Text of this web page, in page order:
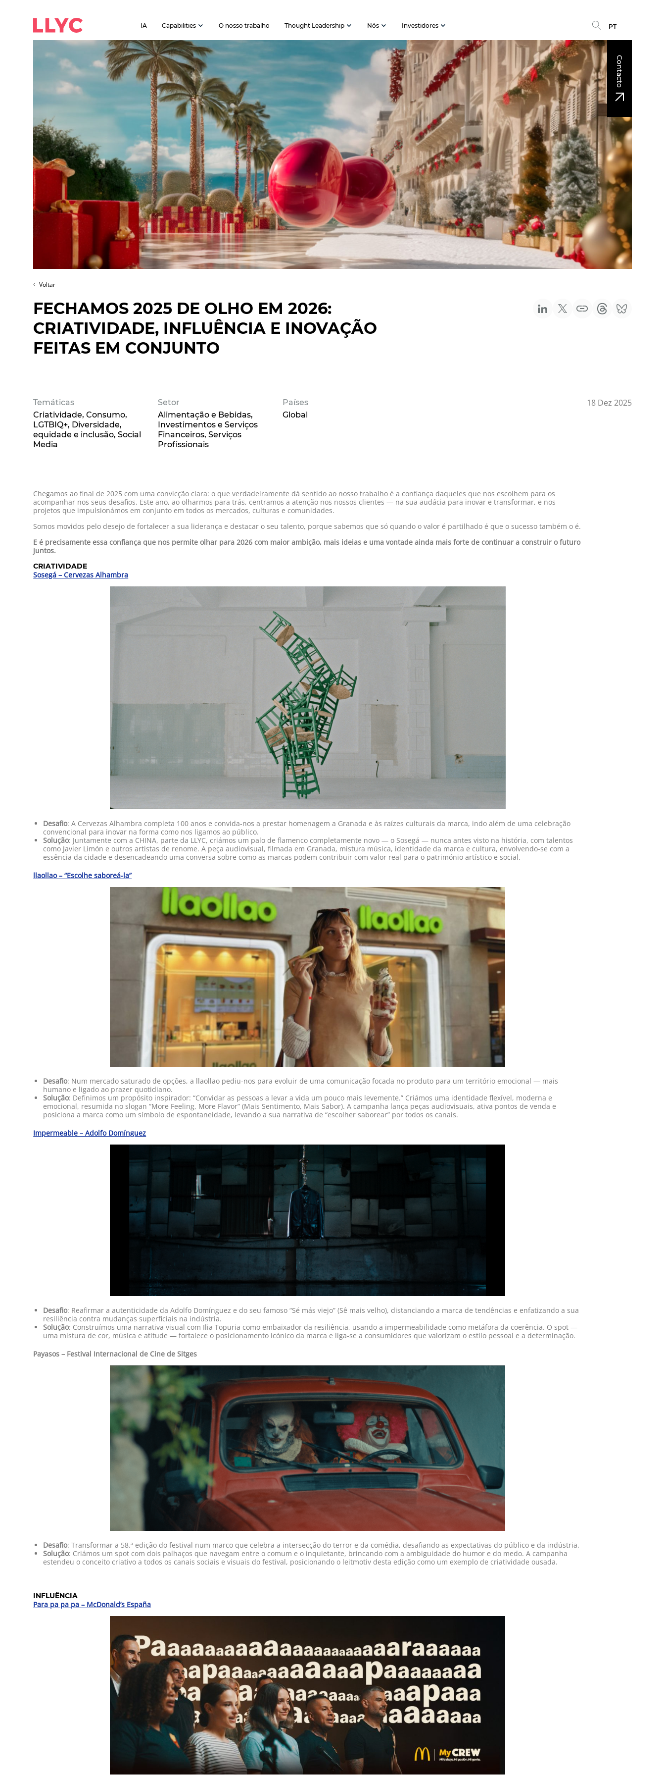
IA Capabilities O nosso trabalho Thought Leadership Nós Investidores PT
Contacto
Voltar
FECHAMOS 2025 DE OLHO EM 2026:
CRIATIVIDADE, INFLUÊNCIA E INOVAÇÃO
FEITAS EM CONJUNTO
Temáticas
Criatividade Consumo
LGTBIQ+ Diversidade,
equidade e inclusão Social
Media
Setor
Alimentação e Bebidas
Investimentos e Serviços
Financeiros Serviços
Profissionais
Países
Global
18 Dez 2025
Chegamos ao final de 2025 com uma convicção clara: o que verdadeiramente dá sentido ao nosso trabalho é a confiança daqueles que nos escolhem para os
acompanhar nos seus desafios. Este ano, ao olharmos para trás, centramos a atenção nos nossos clientes — na sua audácia para inovar e transformar, e nos
projetos que impulsionámos em conjunto em todos os mercados, culturas e comunidades.
Somos movidos pelo desejo de fortalecer a sua liderança e destacar o seu talento, porque sabemos que só quando o valor é partilhado é que o sucesso também o é.
E é precisamente essa confiança que nos permite olhar para 2026 com maior ambição, mais ideias e uma vontade ainda mais forte de continuar a construir o futuro
juntos.
CRIATIVIDADE
Sosegá – Cervezas Alhambra
Desafio: A Cervezas Alhambra completa 100 anos e convida-nos a prestar homenagem a Granada e às raízes culturais da marca, indo além de uma celebração
convencional para inovar na forma como nos ligamos ao público.
Solução: Juntamente com a CHINA, parte da LLYC, criámos um palo de flamenco completamente novo — o Sosegá — nunca antes visto na história, com talentos
como Javier Limón e outros artistas de renome. A peça audiovisual, filmada em Granada, mistura música, identidade da marca e cultura, envolvendo-se com a
essência da cidade e desencadeando uma conversa sobre como as marcas podem contribuir com valor real para o património artístico e social.
llaollao – “Escolhe saboreá-la”
Desafio: Num mercado saturado de opções, a llaollao pediu-nos para evoluir de uma comunicação focada no produto para um território emocional — mais
humano e ligado ao prazer quotidiano.
Solução: Definimos um propósito inspirador: “Convidar as pessoas a levar a vida um pouco mais levemente.” Criámos uma identidade flexível, moderna e
emocional, resumida no slogan “More Feeling, More Flavor” (Mais Sentimento, Mais Sabor). A campanha lança peças audiovisuais, ativa pontos de venda e
posiciona a marca como um símbolo de espontaneidade, levando a sua narrativa de “escolher saborear” por todos os canais.
Impermeable – Adolfo Domínguez
Desafio: Reafirmar a autenticidade da Adolfo Domínguez e do seu famoso “Sé más viejo” (Sê mais velho), distanciando a marca de tendências e enfatizando a sua
resiliência contra mudanças superficiais na indústria.
Solução: Construímos uma narrativa visual com Ilia Topuria como embaixador da resiliência, usando a impermeabilidade como metáfora da coerência. O spot —
uma mistura de cor, música e atitude — fortalece o posicionamento icónico da marca e liga-se a consumidores que valorizam o estilo pessoal e a determinação.
Payasos – Festival Internacional de Cine de Sitges
Desafio: Transformar a 58.ª edição do festival num marco que celebra a intersecção do terror e da comédia, desafiando as expectativas do público e da indústria.
Solução: Criámos um spot com dois palhaços que navegam entre o comum e o inquietante, brincando com a ambiguidade do humor e do medo. A campanha
estendeu o conceito criativo a todos os canais sociais e visuais do festival, posicionando o leitmotiv desta edição como um exemplo de criatividade ousada.
INFLUÊNCIA
Para pa pa pa – McDonald’s España